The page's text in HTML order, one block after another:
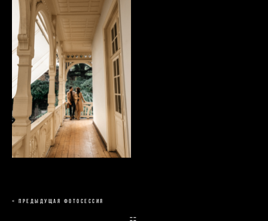
< ПРЕДЫДУЩАЯ ФОТОСЕССИЯ